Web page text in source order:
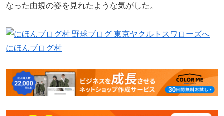
なった由規の姿を見れたような気がした。
にほんブログ村